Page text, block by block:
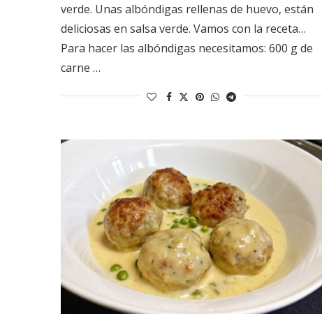
verde. Unas albóndigas rellenas de huevo, están
deliciosas en salsa verde. Vamos con la receta…
Para hacer las albóndigas necesitamos: 600 g de
carne …